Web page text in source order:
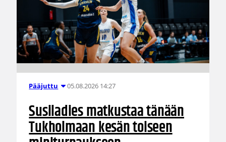
Pääjuttu 05.08.2026 14:27
Susiladies matkustaa tänään
Tukholmaan kesän toiseen